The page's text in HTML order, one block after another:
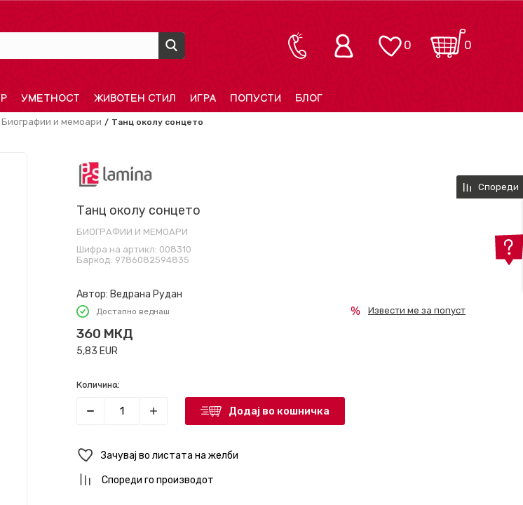
0
0
УМЕТНОСТ ЖИВОТЕН СТИЛ ИГРА ПОПУСТИ БЛОГ
Биографии и мемоари Танц околу сонцето
Танц околу сонцето
БИОГРАФИИ И МЕМОАРИ
Шифра на артикл: 008310
Баркод: 9786082594835
Автор: Ведрана Рудан
Достапно веднаш
360 МКД
5,83 EUR
Извести ме за попуст
Количина:
Додај во кошничка
Зачувај во листата на желби
Спореди го производот
Спореди